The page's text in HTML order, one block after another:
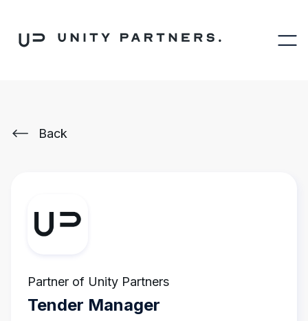
Back
Partner of Unity Partners
Tender Manager